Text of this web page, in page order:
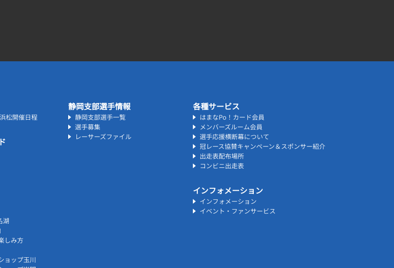
松開催日程
湖
しみ方
ョップ玉川
静岡支部選手情報
静岡支部選手一覧
選手募集
レーサーズファイル
各種サービス
はまなPo！カード会員
メンバーズルーム会員
選手応援横断幕について
冠レース協賛キャンペーン＆スポンサー紹介
出走表配布場所
コンビニ出走表
インフォメーション
インフォメーション
イベント・ファンサービス